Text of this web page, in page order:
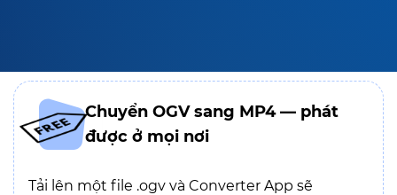
Chuyển OGV sang MP4 — phát
được ở mọi nơi
Tải lên một file .ogv và Converter App sẽ